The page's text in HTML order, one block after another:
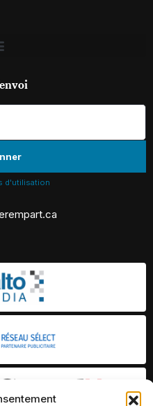
d'utilisation